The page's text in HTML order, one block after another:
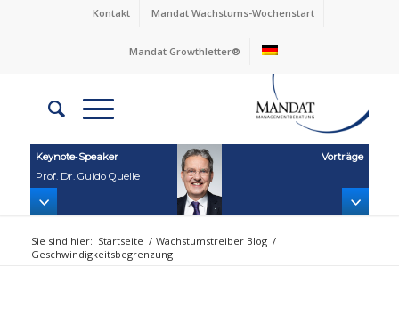
Kontakt Mandat Wachstums-Wochenstart
Mandat Growthletter®
Keynote‑Speaker
Prof. Dr. Guido Quelle
Vorträge
Sie sind hier: Startseite / Wachstumstreiber Blog /
Geschwindigkeitsbegrenzung